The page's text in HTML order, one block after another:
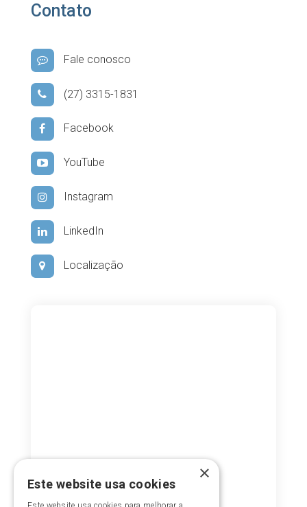
Contato
Fale conosco
(27) 3315-1831
Facebook
YouTube
Instagram
LinkedIn
Localização
×
Este website usa cookies